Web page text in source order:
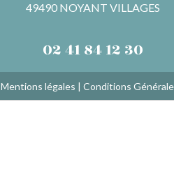
49490 NOYANT VILLAGES
02 41 84 12 30
Mentions légales | Conditions